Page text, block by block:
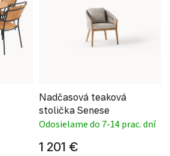
Nadčasová teaková
stolička Senese
Odosielame do 7-14 prac. dní
1 201 €